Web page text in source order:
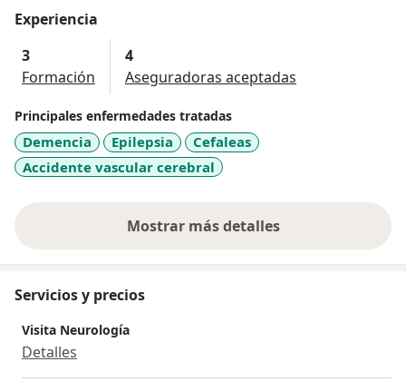
Experiencia
3
Formación
4
Aseguradoras aceptadas
Principales enfermedades tratadas
Demencia Epilepsia
Cefaleas
Accidente vascular cerebral
Mostrar más detalles
sobre la experiencia
Servicios y precios
Visita Neurología
Detalles